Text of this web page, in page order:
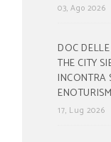
03, Ago 2026
DOC
THE CITY
INCONTRA
17, Lug 2026